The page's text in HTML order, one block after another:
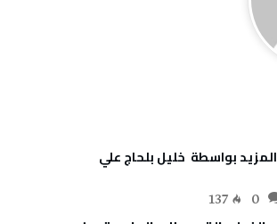
‫‫المزيد بواسطة‬ ‬ خليل‭ ‬بلحاج‭ ‬علي
137